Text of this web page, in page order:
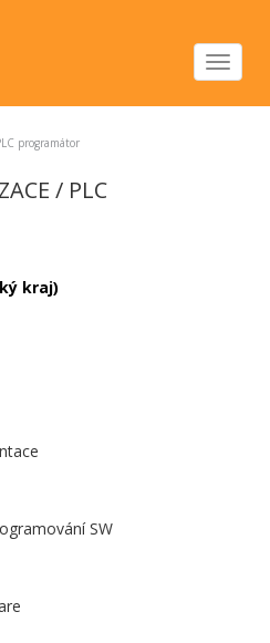
Toggle
programátor
/ PLC
kraj)
SW